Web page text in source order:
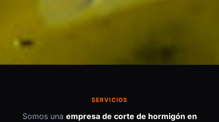
SERVICIOS
Somos una empresa de corte de hormigón en